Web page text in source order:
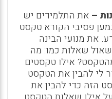
– את התלמידים יש
פסיבי הקורא טקסט
את מנועי הבינה
שאלות כמו: מה
אילו טקסטים
לי להבין את הטקסט
הזה כדי להבין את